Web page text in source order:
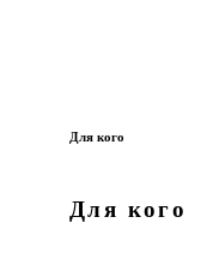
Для кого
Для кого